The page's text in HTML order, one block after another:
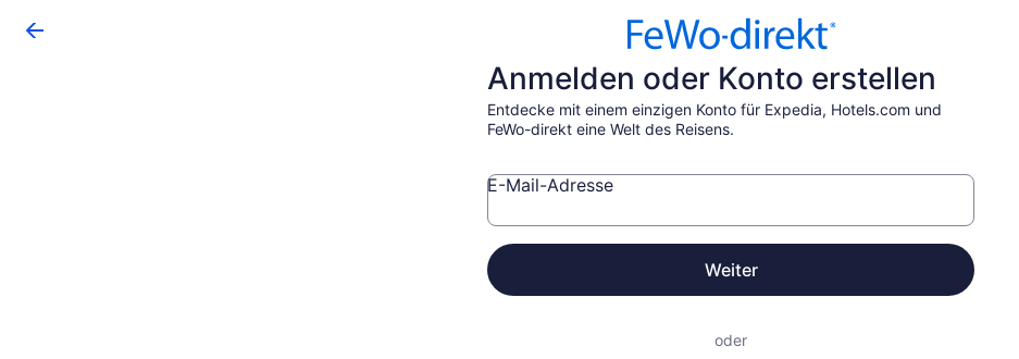
Anmelden oder Konto erstellen
Entdecke mit einem einzigen Konto für Expedia, Hotels.com und
FeWo-direkt eine Welt des Reisens.
E-Mail-Adresse
Weiter
oder